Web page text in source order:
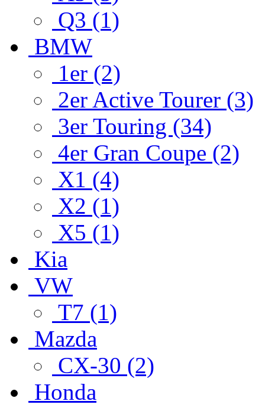
Q3 (1)
BMW
1er (2)
2er Active Tourer (3)
3er Touring (34)
4er Gran Coupe (2)
X1 (4)
X2 (1)
X5 (1)
Kia
VW
T7 (1)
Mazda
CX-30 (2)
Honda